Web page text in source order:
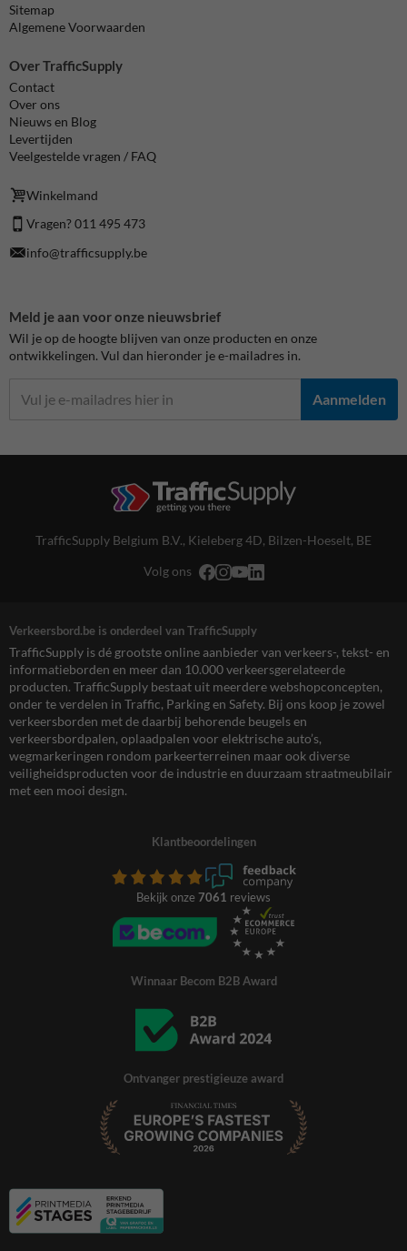
Sitemap
Algemene Voorwaarden
Over TrafficSupply
Contact
Over ons
Nieuws en Blog
Levertijden
Veelgestelde vragen / FAQ
Winkelmand
Vragen? 011 495 473
info@trafficsupply.be
Meld je aan voor onze nieuwsbrief
Wil je op de hoogte blijven van onze producten en onze
ontwikkelingen. Vul dan hieronder je e-mailadres in.
Aanmelden
TrafficSupply Belgium B.V., Kieleberg 4D, Bilzen-Hoeselt, BE
Volg ons
Verkeersbord.be is onderdeel van TrafficSupply
TrafficSupply is dé grootste online aanbieder van verkeers-, tekst- en
informatieborden en meer dan 10.000 verkeersgerelateerde
producten. TrafficSupply bestaat uit meerdere webshopconcepten,
onder te verdelen in Traffic, Parking en Safety. Bij ons koop je zowel
verkeersborden met de daarbij behorende beugels en
verkeersbordpalen, oplaadpalen voor elektrische auto’s,
wegmarkeringen rondom parkeerterreinen maar ook diverse
veiligheidsproducten voor de industrie en duurzaam straatmeubilair
met een mooi design.
Klantbeoordelingen
Bekijk onze 7061 reviews
Winnaar Becom B2B Award
Ontvanger prestigieuze award